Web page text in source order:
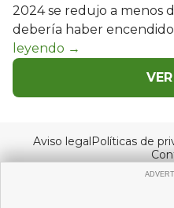
2024 se redujo a menos
debería haber encendido
Aviso legalPolíticas de